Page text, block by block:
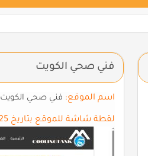
فني صحي الكويت
اسم الموقع: فني صحي الكويت
لقطة شاشة للموقع بتاريخ 24/09/2025